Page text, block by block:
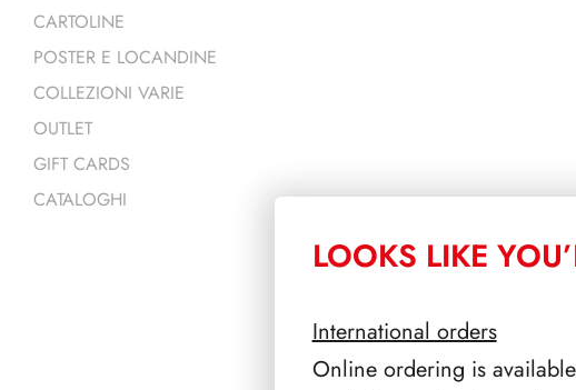
PRODOTTI
CARTOLINE
POSTER E LOCANDINE
COLLEZIONI VARIE
OUTLET
GIFT CARDS
CATALOGHI
LOOKS LIKE
International orders
Online ordering is